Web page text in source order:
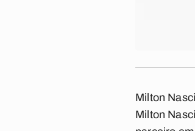
Milton
Milton